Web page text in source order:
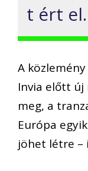
t ért el.
A
Invia előtt új
meg, a
Európa
jöhet létre –